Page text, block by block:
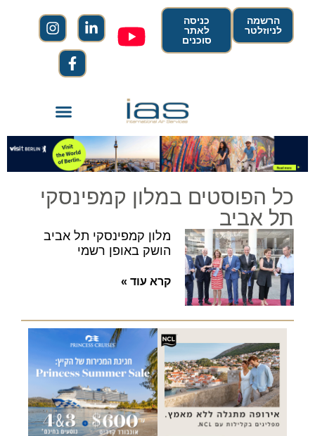
הרשמה
לניוזלטר
כניסה
לאתר
סוכנים
כל הפוסטים במלון קמפינסקי
תל אביב
מלון קמפינסקי תל אביב
הושק באופן רשמי
קרא עוד »